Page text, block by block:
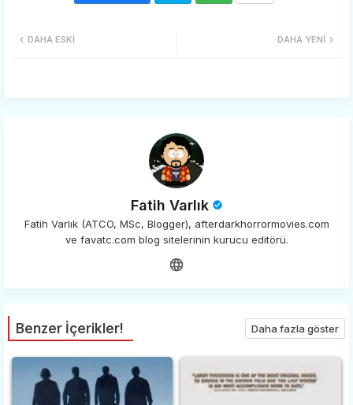
DAHA YENI
DAHA ESKI
Fatih Varlık
Fatih Varlık (ATCO, MSc, Blogger), afterdarkhorrormovies.com
ve favatc.com blog sitelerinin kurucu editörü.
Benzer İçerikler! Daha fazla göster